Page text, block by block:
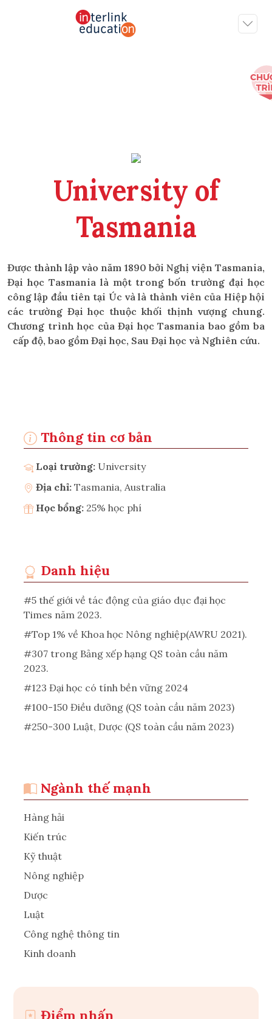
University of
Tasmania
Được thành lập vào năm 1890 bởi Nghị viện Tasmania,
Đại học Tasmania là một trong bốn trường đại học
công lập đầu tiên tại Úc và là thành viên của Hiệp hội
các trường Đại học thuộc khối thịnh vượng chung.
Chương trình học của Đại học Tasmania bao gồm ba
cấp độ, bao gồm Đại học, Sau Đại học và Nghiên cứu.
Thông tin cơ bản
Loại trường: University
Địa chỉ: Tasmania, Australia
Học bổng: 25% học phí
Danh hiệu
#5 thế giới về tác động của giáo dục đại học
Times năm 2023.
#Top 1% về Khoa học Nông nghiệp(AWRU 2021).
#307 trong Bảng xếp hạng QS toàn cầu năm
2023.
#123 Đại học có tính bền vững 2024
#100-150 Điều dưỡng (QS toàn cầu năm 2023)
#250-300 Luật, Dược (QS toàn cầu năm 2023)
Ngành thế mạnh
Hàng hải
Kiến trúc
Kỹ thuật
Nông nghiệp
Dược
Luật
Công nghệ thông tin
Kinh doanh
Điểm nhấn